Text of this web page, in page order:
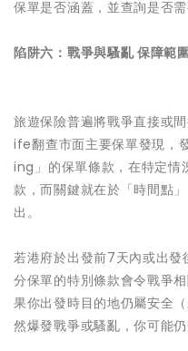
保單是否涵蓋，並查詢是否需
陷阱六：戰爭與騷亂 保障範
旅遊保險普遍將戰爭直接或
ife翻查市面主要保單發現
ing」的保單條款，在特定情
款，而關鍵就在於「時間點
出。
若港府於出發前7天內或出
分保單的特別條款會令戰爭
果你出發時目的地仍屬安全
然爆發戰爭或騷亂，你可能仍